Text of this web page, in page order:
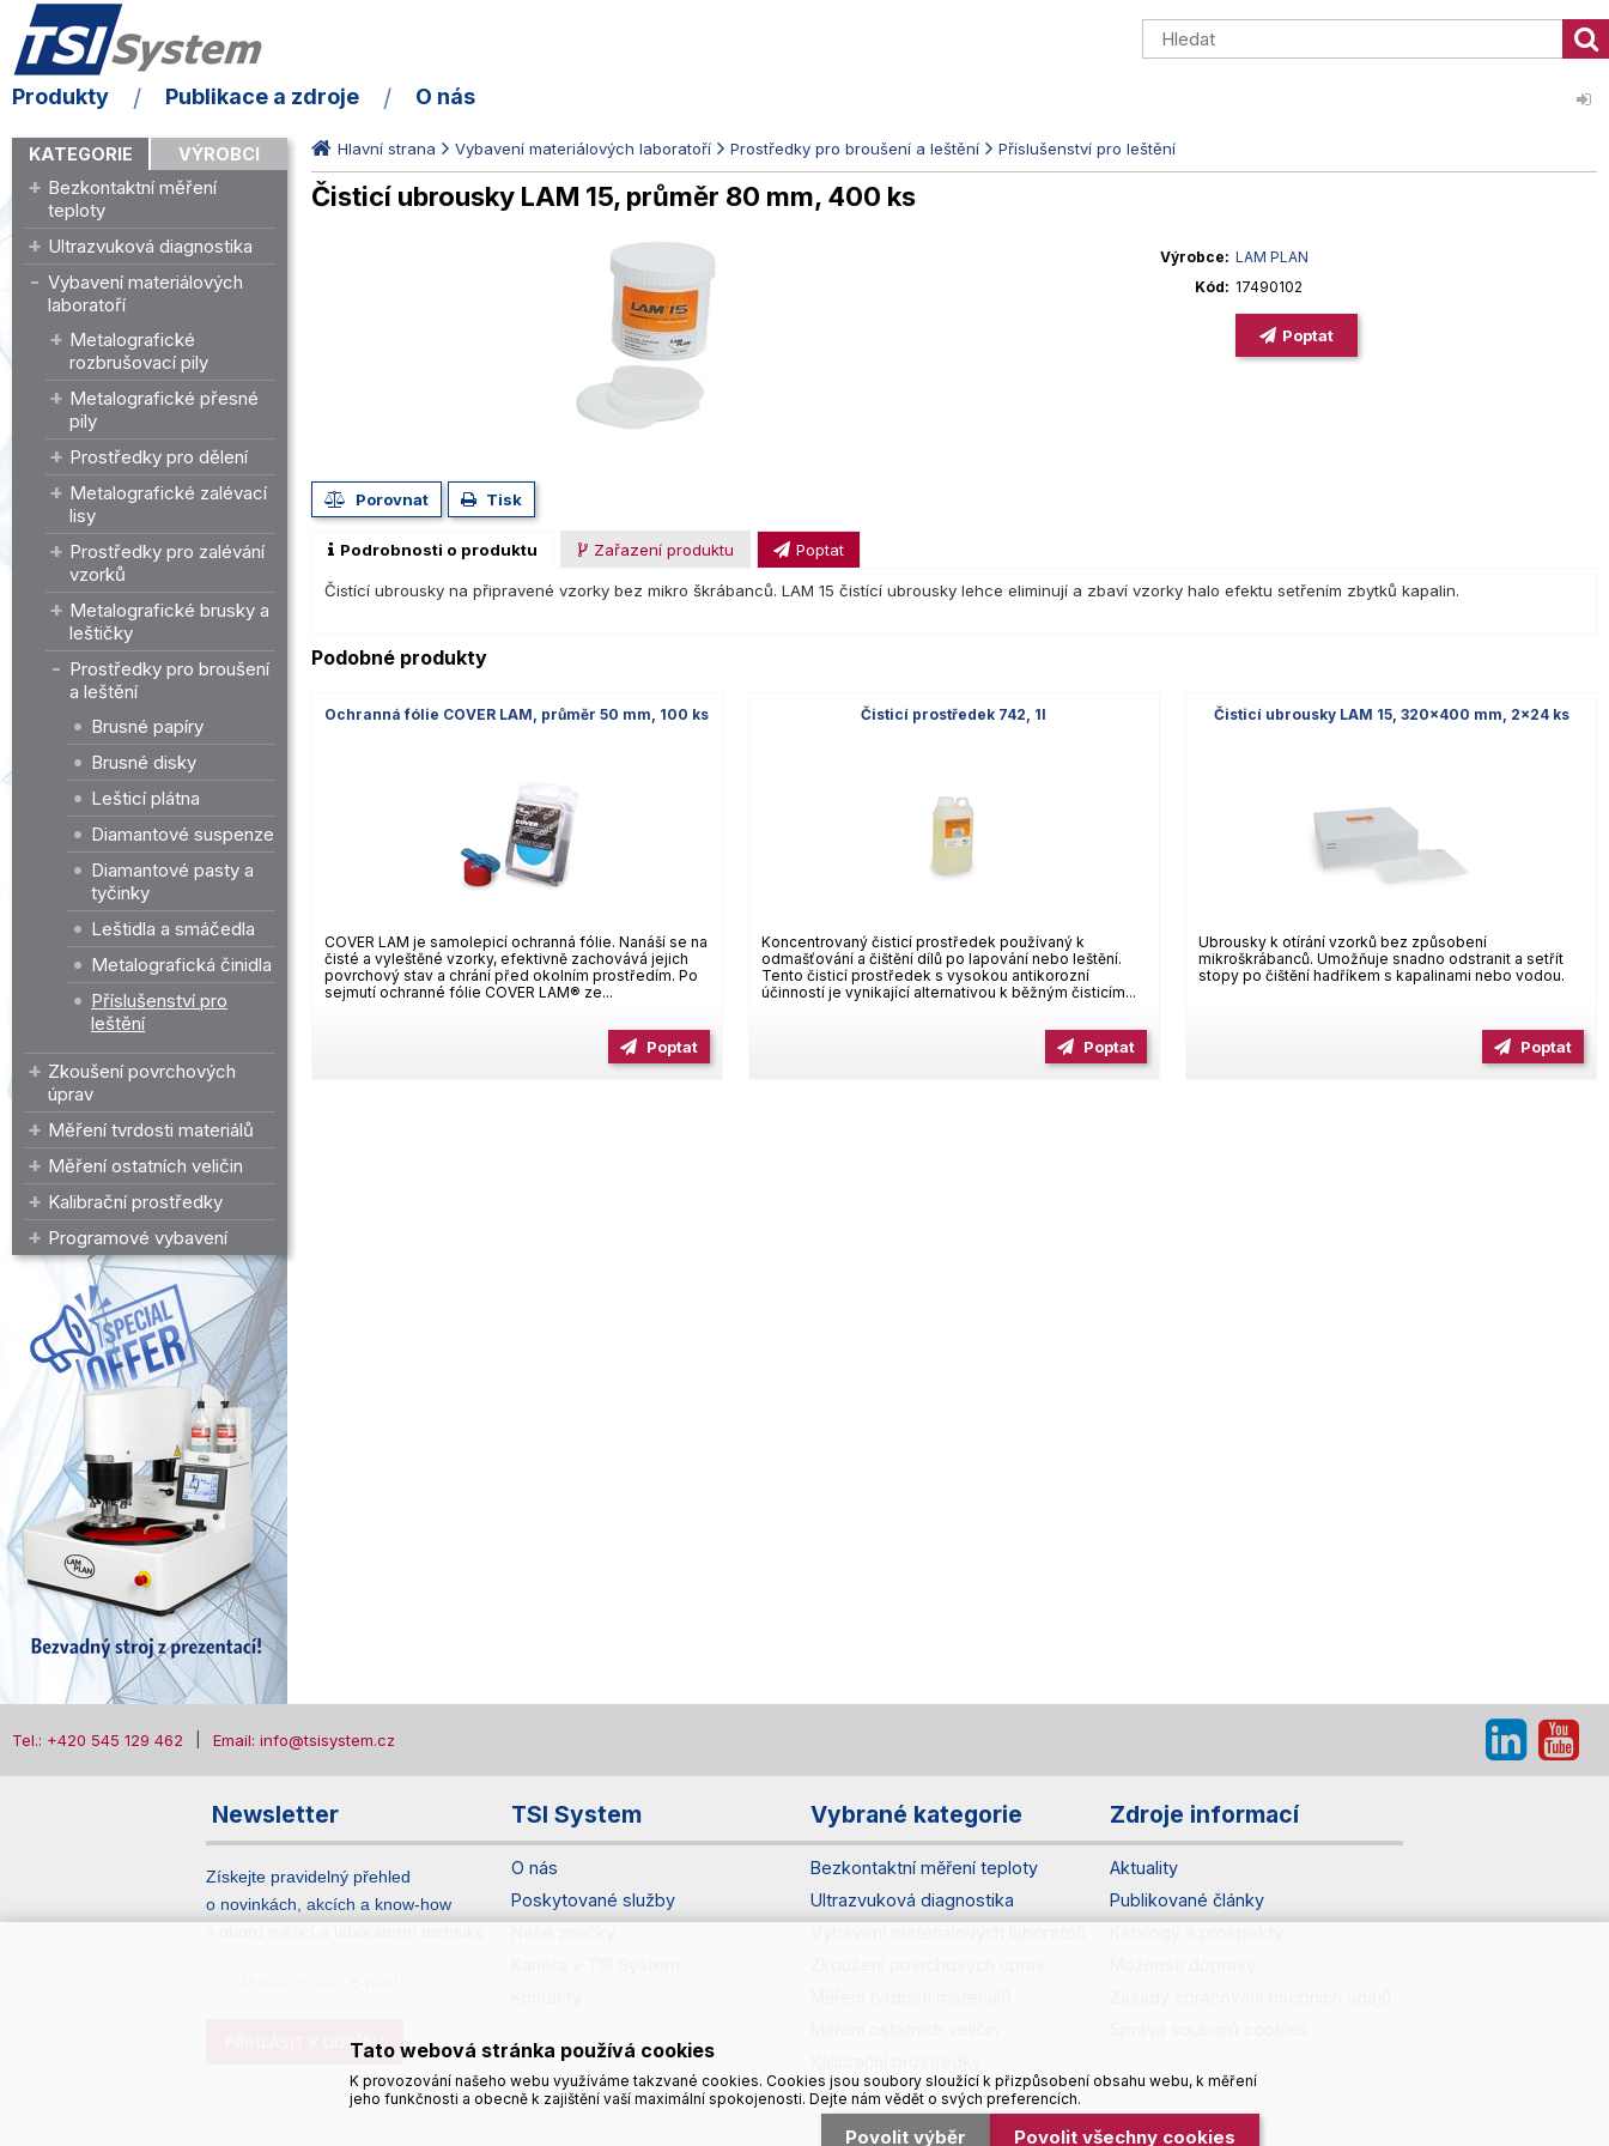
Produkty Publikace a zdroje O nás
KATEGORIE VÝROBCI
Bezkontaktní měření
teploty
Ultrazvuková diagnostika
Vybavení materiálových
laboratoří
Metalografické
rozbrušovací pily
Metalografické přesné
pily
Prostředky pro dělení
Metalografické zalévací
lisy
Prostředky pro zalévání
vzorků
Metalografické brusky a
leštičky
Prostředky pro broušení
a leštění
Brusné papíry
Brusné disky
Lešticí plátna
Diamantové suspenze
Diamantové pasty a
tyčinky
Leštidla a smáčedla
Metalografická činidla
Příslušenství pro
leštění
Zkoušení povrchových
úprav
Měření tvrdosti materiálů
Měření ostatních veličin
Kalibrační prostředky
Programové vybavení
Hlavní strana Vybavení materiálových laboratoří Prostředky pro broušení a leštění Příslušenství pro leštění
Čisticí ubrousky LAM 15, průměr 80 mm, 400 ks
Výrobce
LAM PLAN
Kód
17490102
Poptat
Porovnat Tisk
Podrobnosti o produktu Zařazení produktu Poptat
Čistící ubrousky na připravené vzorky bez mikro škrábanců. LAM 15 čistící ubrousky lehce eliminují a zbaví vzorky halo efektu setřením zbytků kapalin.
Podobné produkty
Ochranná fólie COVER LAM, průměr 50 mm, 100 ks
COVER LAM je samolepicí ochranná fólie. Nanáší se na
čisté a vyleštěné vzorky, efektivně zachovává jejich
povrchový stav a chrání před okolním prostředím. Po
sejmutí ochranné fólie COVER LAM® ze...
Poptat
Čisticí prostředek 742, 1l
Koncentrovaný čisticí prostředek používaný k
odmašťování a čištění dílů po lapování nebo leštění.
Tento čisticí prostředek s vysokou antikorozní
účinností je vynikající alternativou k běžným čisticím...
Poptat
Čisticí ubrousky LAM 15, 320×400 mm, 2×24 ks
Ubrousky k otírání vzorků bez způsobení
mikroškrábanců. Umožňuje snadno odstranit a setřít
stopy po čištění hadříkem s kapalinami nebo vodou.
Poptat
Tel.: +420 545 129 462 Email: info@tsisystem.cz
Newsletter
Získejte pravidelný přehled
o novinkách, akcích a know-how
PŘIHLÁSIT K ODBĚRU
TSI System
O nás
Poskytované služby
Vybrané kategorie
Bezkontaktní měření teploty
Ultrazvuková diagnostika
Zdroje informací
Aktuality
Publikované články
Tato webová stránka používá cookies
K provozování našeho webu využíváme takzvané cookies. Cookies jsou soubory sloužící k přizpůsobení obsahu webu, k měření
jeho funkčnosti a obecně k zajištění vaší maximální spokojenosti. Dejte nám vědět o svých preferencích.
Povolit výběr Povolit všechny cookies